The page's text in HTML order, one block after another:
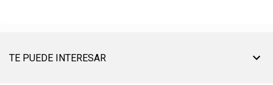
TE PUEDE INTERESAR